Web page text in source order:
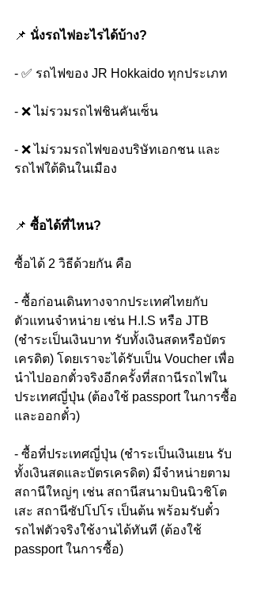
📌 นั่งรถไฟอะไรได้บ้าง?
- ✅ รถไฟของ JR Hokkaido ทุกประเภท
- ❌ ไม่รวมรถไฟชินคันเซ็น
- ❌ ไม่รวมรถไฟของบริษัทเอกชน และ
รถไฟใต้ดินในเมือง
📌 ซื้อได้ที่ไหน?
ซื้อได้ 2 วิธีด้วยกัน คือ
- ซื้อก่อนเดินทางจากประเทศไทยกับ
ตัวแทนจำหน่าย เช่น H.I.S หรือ JTB
(ชำระเป็นเงินบาท รับทั้งเงินสดหรือบัตร
เครดิต) โดยเราจะได้รับเป็น Voucher เพื่อ
นำไปออกตั๋วจริงอีกครั้งที่สถานีรถไฟใน
ประเทศญี่ปุ่น (ต้องใช้ passport ในการซื้อ
และออกตั๋ว)
- ซื้อที่ประเทศญี่ปุ่น (ชำระเป็นเงินเยน รับ
ทั้งเงินสดและบัตรเครดิต) มีจำหน่ายตาม
สถานีใหญ่ๆ เช่น สถานีสนามบินนิวชิโต
เสะ สถานีซัปโปโร เป็นต้น พร้อมรับตั๋ว
รถไฟตัวจริงใช้งานได้ทันที (ต้องใช้
passport ในการซื้อ)